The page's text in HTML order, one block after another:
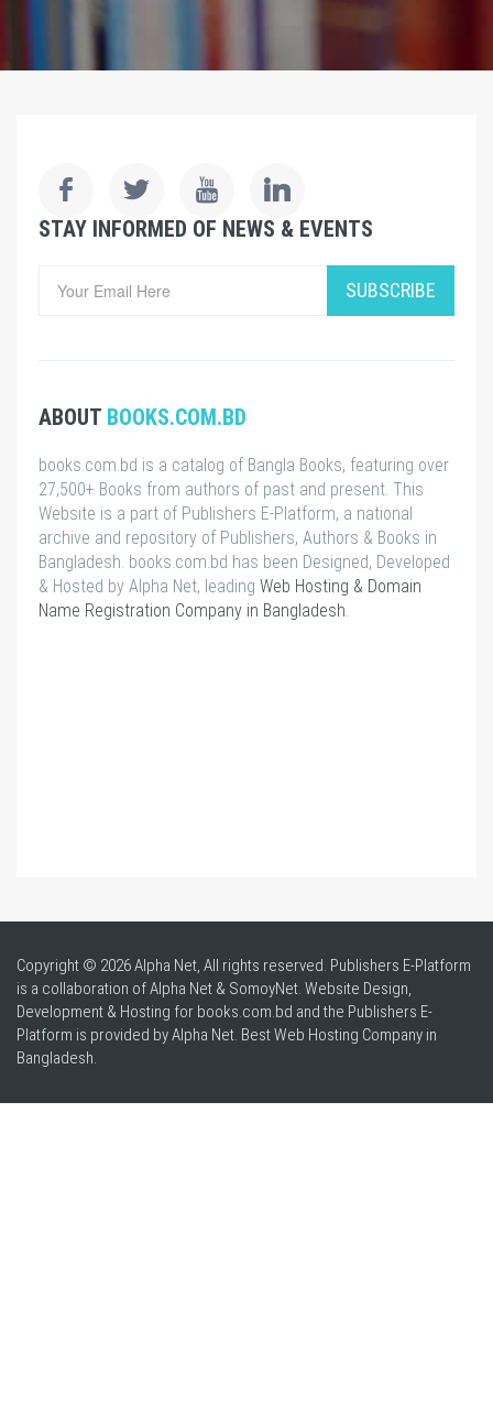
STAY INFORMED OF NEWS & EVENTS
SUBSCRIBE
ABOUT BOOKS.COM.BD
books.com.bd is a catalog of Bangla Books, featuring over
27,500+ Books from authors of past and present. This
Website is a part of Publishers E-Platform, a national
archive and repository of Publishers, Authors & Books in
Bangladesh. books.com.bd has been Designed, Developed
& Hosted by Alpha Net, leading Web Hosting & Domain
Name Registration Company in Bangladesh
Copyright © 2026 Alpha Net, All rights reserved. Publishers E-Platform
is a collaboration of Alpha Net & SomoyNet. Website Design,
Development & Hosting for books.com.bd and the Publishers E-
Platform is provided by Alpha Net. BestWeb Hosting Company in
Bangladesh.